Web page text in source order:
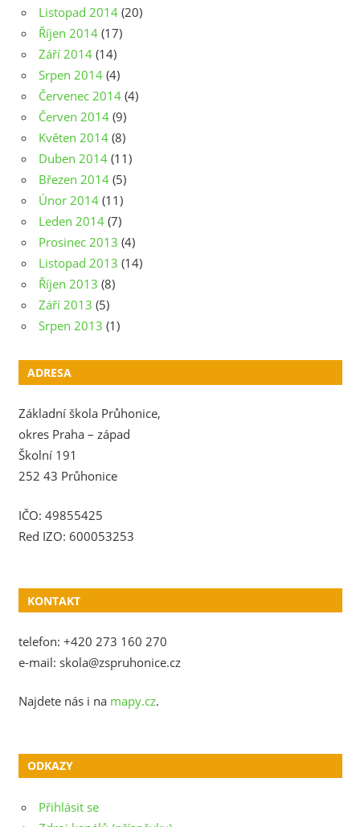
Listopad 2014 (20)
Říjen 2014 (17)
Září 2014 (14)
Srpen 2014 (4)
Červenec 2014 (4)
Červen 2014 (9)
Květen 2014 (8)
Duben 2014 (11)
Březen 2014 (5)
Únor 2014 (11)
Leden 2014 (7)
Prosinec 2013 (4)
Listopad 2013 (14)
Říjen 2013 (8)
Září 2013 (5)
Srpen 2013 (1)
ADRESA
Základní škola Průhonice,
okres Praha – západ
Školní 191
252 43 Průhonice
IČO: 49855425
Red IZO: 600053253
KONTAKT
telefon: +420 273 160 270
e-mail: skola@zspruhonice.cz
Najdete nás i na mapy.cz.
ODKAZY
Přihlásit se